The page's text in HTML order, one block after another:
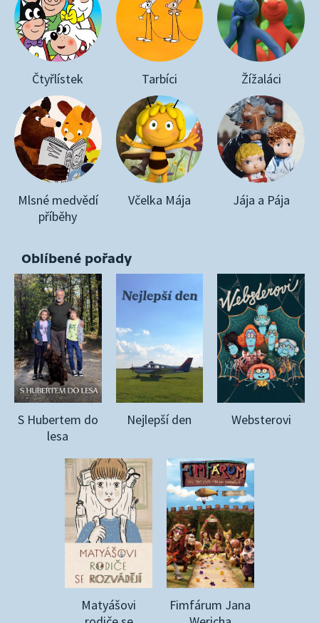
Čtyřlístek Tarbíci Žížaláci
Mlsné medvědí
příběhy
Včelka Mája Jája a Pája
Oblíbené pořady
S Hubertem do
lesa
Nejlepší den Websterovi
Matyášovi
Fimfárum Jana